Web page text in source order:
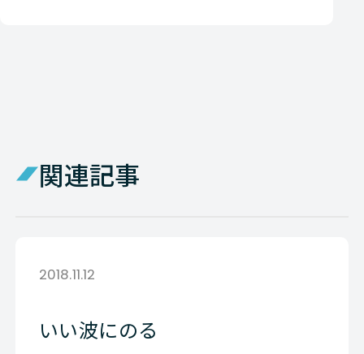
関連記事
2018.11.12
いい波にのる